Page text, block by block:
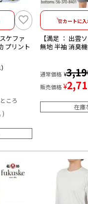
ケファ
プリント
ころ
カートに
【満足 ： 出雲
無地 半袖 消臭
通常価格 ¥
販売価格 ¥
在庫